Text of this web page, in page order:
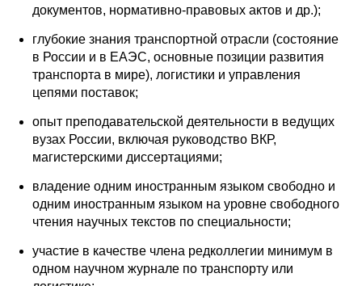
Номера журналов
Редакционная этика
Информация для авторов
Общие требования
Стандарты оформления
Научные труды
О журнале
Выпуски
документов, нормативно-правовых актов и др.);
глубокие знания транспортной отрасли (состояние
в России и в ЕАЭС, основные позиции развития
транспорта в мире), логистики и управления
цепями поставок;
опыт преподавательской деятельности в ведущих
вузах России, включая руководство ВКР,
магистерскими диссертациями;
владение одним иностранным языком свободно и
одним иностранным языком на уровне свободного
чтения научных текстов по специальности;
участие в качестве члена редколлегии минимум в
одном научном журнале по транспорту или